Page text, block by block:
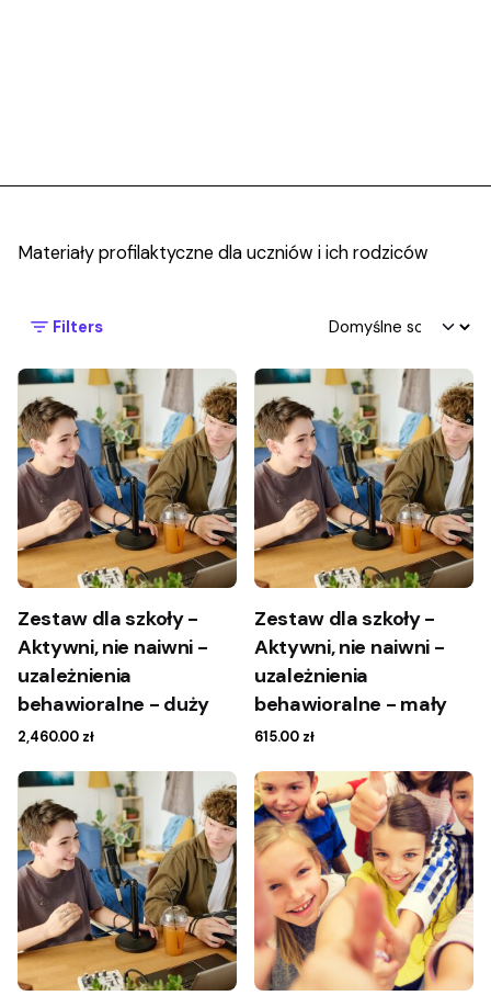
Materiały profilaktyczne dla uczniów i ich rodziców
Filters
Zestaw dla szkoły -
Aktywni, nie naiwni -
uzależnienia
behawioralne - duży
2,460.00 zł
Zestaw dla szkoły -
Aktywni, nie naiwni -
uzależnienia
behawioralne - mały
615.00 zł